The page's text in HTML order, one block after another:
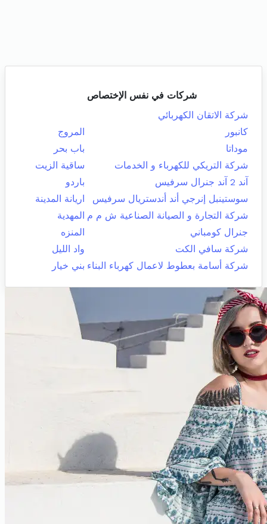
شركات في نفس الإختصاص
شركة الاتقان الكهربائي
كانبور
المروج
موداتا
باب بحر
شركة التريكي للكهرباء و الخدمات
ساقية الزيت
آند 2 آند جنرال سرفيس
باردو
سوستينبل إنرجي أند أندستريال سرفيس
اريانة المدينة
شركة التجارة و الصيانة الصناعية ش م م المهدية
جنرال كومباني
المنزه
شركة سافي الكت
واد الليل
شركة أسامة بعطوط لاعمال كهرباء البناء بني خيار